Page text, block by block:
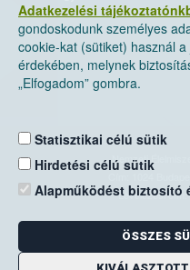
Adatkezelési
gondoskodunk személyes
cookie-kat (sütiket) használ
érdekében, melynek
„Elfogadom” gombra.
Statisztikai célú sütik
Hirdetési célú sütik
Alapműködést biztosító
ÖSSZES
Nemzeti
Levelezési cím:
E-mail:
Zöld